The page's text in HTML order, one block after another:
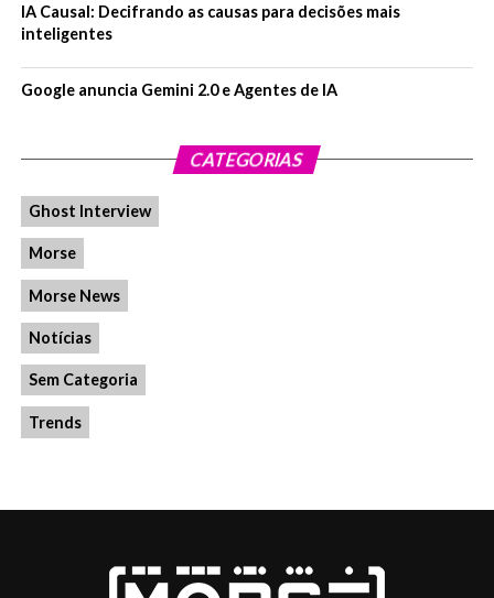
IA Causal: Decifrando as causas para decisões mais
inteligentes
Google anuncia Gemini 2.0 e Agentes de IA
CATEGORIAS
Ghost Interview
Morse
Morse News
Notícias
Sem Categoria
Trends